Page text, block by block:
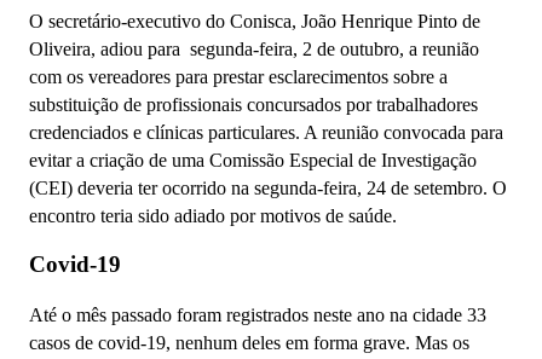
O secretário-executivo do Conisca, João Henrique Pinto de
Oliveira, adiou para segunda-feira, 2 de outubro, a reunião
com os vereadores para prestar esclarecimentos sobre a
substituição de profissionais concursados por trabalhadores
credenciados e clínicas particulares. A reunião convocada para
evitar a criação de uma Comissão Especial de Investigação
(CEI) deveria ter ocorrido na segunda-feira, 24 de setembro. O
encontro teria sido adiado por motivos de saúde.
Covid-19
Até o mês passado foram registrados neste ano na cidade 33
casos de covid-19, nenhum deles em forma grave. Mas os